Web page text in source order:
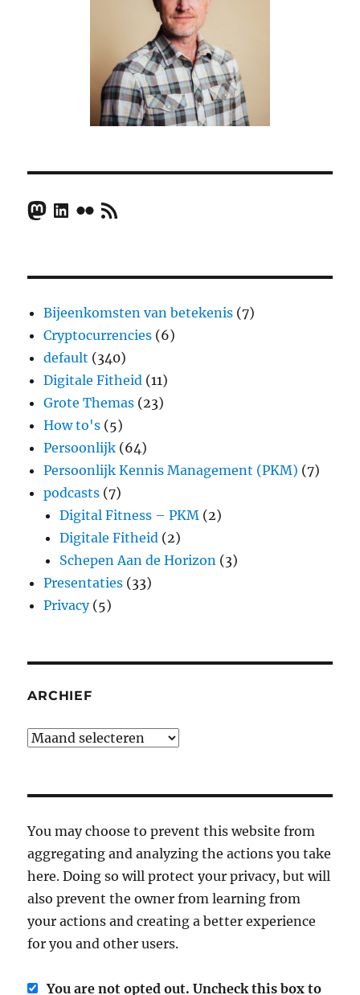
Mastodon
LinkedIn
FlickrRSS Feed
Bijeenkomsten van betekenis (7)
Cryptocurrencies (6)
default (340)
Digitale Fitheid (11)
Grote Themas (23)
How to's (5)
Persoonlijk (64)
Persoonlijk Kennis Management (PKM) (7)
podcasts (7)
Digital Fitness – PKM (2)
Digitale Fitheid (2)
Schepen Aan de Horizon (3)
Presentaties (33)
Privacy(5)
ARCHIEF
Archief
You may choose to prevent this website from
aggregating and analyzing the actions you take
here. Doing so will protect your privacy, but will
also prevent the owner from learning from
your actions and creating a better experience
for you and other users.
You are not opted out. Uncheck this box to